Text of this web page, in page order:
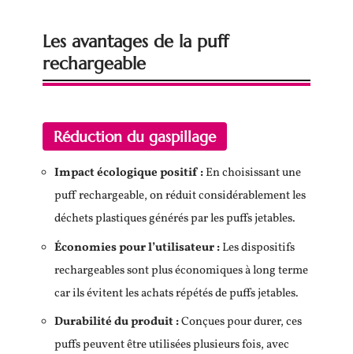
Les avantages de la puff
rechargeable
Réduction du gaspillage
Impact écologique positif :En choisissant une
puff rechargeable, on réduit considérablement les
déchets plastiques générés par les puffs jetables.
Économies pour l’utilisateur :Les dispositifs
rechargeables sont plus économiques à long terme
car ils évitent les achats répétés de puffs jetables.
Durabilité du produit :Conçues pour durer, ces
puffs peuvent être utilisées plusieurs fois, avec